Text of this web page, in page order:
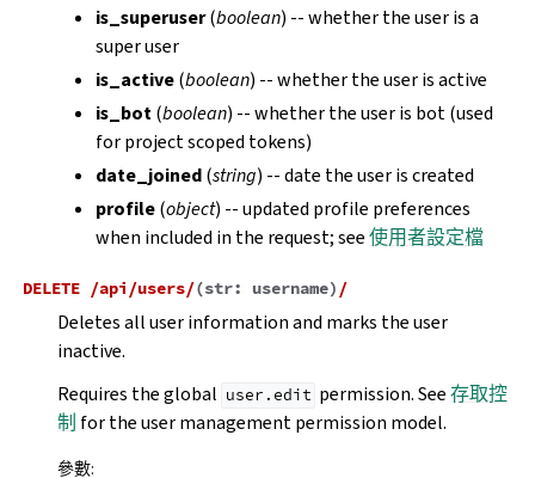
is_superuser(boolean) -- whether the user is a
super user
is_active(boolean) -- whether the user is active
is_bot(boolean) -- whether the user is bot (used
for project scoped tokens)
date_joined(string) -- date the user is created
profile(object) -- updated profile preferences
when included in the request; see使用者設定檔
DELETE /api/users/(str: username) /
Deletes all user information and marks the user
inactive.
Requires the global user.edit permission. See存取控
制 for the user management permission model.
參數: